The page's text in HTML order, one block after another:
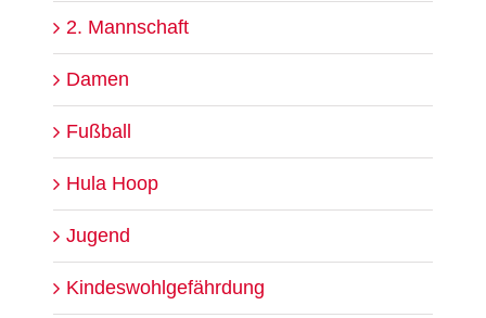
2. Mannschaft
Damen
Fußball
Hula Hoop
Jugend
Kindeswohlgefährdung